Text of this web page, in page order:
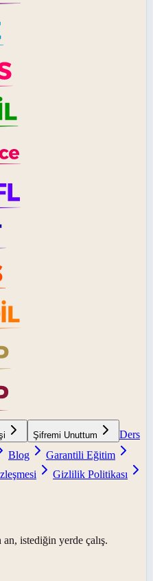
Şifremi Unuttum
Ders
Blog
Garantili Eğitim
Gizlilik Politikası
istediğin yerde çalış.